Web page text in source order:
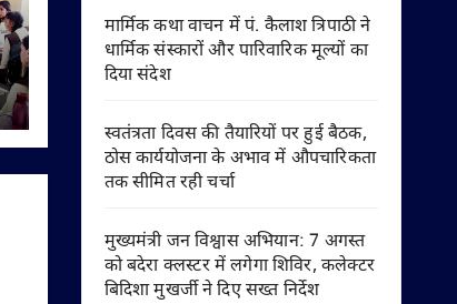
मार्मिक कथा वाचन में पं. कैलाश त्रिपाठी ने
धार्मिक संस्कारों और पारिवारिक मूल्यों का
दिया संदेश
स्वतंत्रता दिवस की तैयारियों पर हुई बैठक,
ठोस कार्ययोजना के अभाव में औपचारिकता
तक सीमित रही चर्चा
मुख्यमंत्री जन विश्वास अभियान: 7 अगस्त
को बदेरा क्लस्टर में लगेगा शिविर, कलेक्टर
बिदिशा मुखर्जी ने दिए सख्त निर्देश